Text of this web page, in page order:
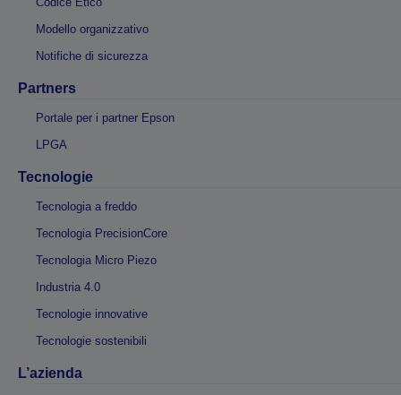
Modello organizzativo
Notifiche di sicurezza
Partners
Portale per i partner Epson
LPGA
Tecnologie
Tecnologia a freddo
Tecnologia PrecisionCore
Tecnologia Micro Piezo
Industria 4.0
Tecnologie innovative
Tecnologie sostenibili
L’azienda